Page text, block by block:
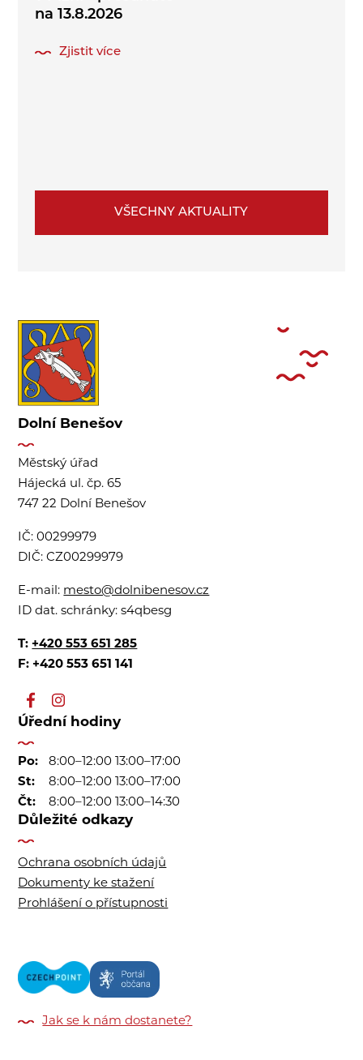
na 13.8.2026
Zjistit více
VŠECHNY AKTUALITY
Dolní Benešov
Městský úřad
Hájecká ul. čp. 65
747 22 Dolní Benešov
IČ:00299979
DIČ:CZ00299979
E-mail: mesto@dolnibenesov.cz
ID dat. schránky:s4qbesg
T: +420 553 651 285
F: +420 553 651 141
Úřední hodiny
Po:
8:00–12:00 13:00–17:00
St:
8:00–12:00 13:00–17:00
Čt:
8:00–12:00 13:00–14:30
Důležité odkazy
Ochrana osobních údajů
Dokumenty ke stažení
Prohlášení o přístupnosti
Jak se k nám dostanete?